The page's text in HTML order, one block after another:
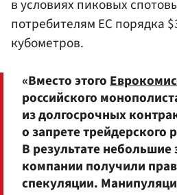
в условиях пиковых
потребителям ЕС порядка
кубометров.
«Вместо этого
российского
из долгосрочных
о запрете трейдерского
В результате небольшие
компании получили
спекуляции.